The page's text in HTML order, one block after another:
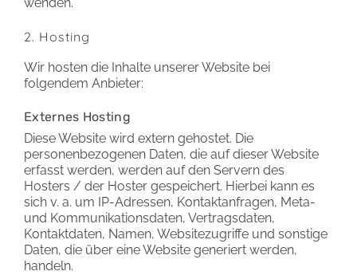
2. Hosting
Wir hosten die Inhalte unserer Website bei
folgendem Anbieter:
Externes Hosting
Diese Website wird extern gehostet. Die
personenbezogenen Daten, die auf dieser Website
erfasst werden, werden auf den Servern des
Hosters / der Hoster gespeichert. Hierbei kann es
sich v. a. um IP-Adressen, Kontaktanfragen, Meta-
und Kommunikationsdaten, Vertragsdaten,
Kontaktdaten, Namen, Websitezugriffe und sonstige
Daten, die über eine Website generiert werden,
handeln.